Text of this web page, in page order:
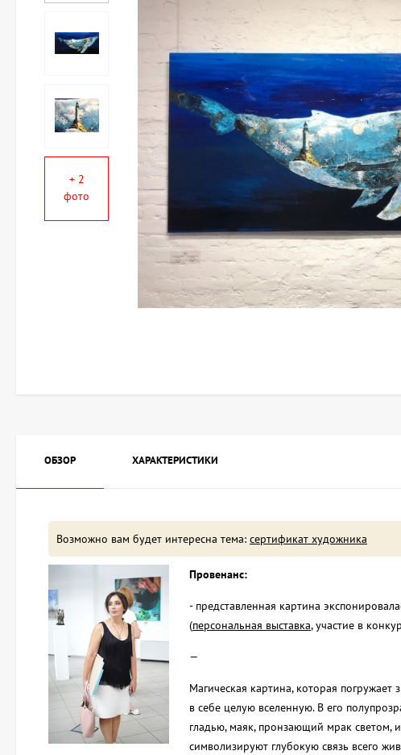
+ 2
фото
ОБЗОР ХАРАКТЕРИСТИКИ
Возможно вам будет интересна тема: сертификат художника
Провенанс:
- представленная картина
(персональная выставка, участие в
—
Магическая картина, которая погружает
в себе целую вселенную. В его
гладью, маяк, пронзающий мрак светом,
символизируют глубокую связь всего